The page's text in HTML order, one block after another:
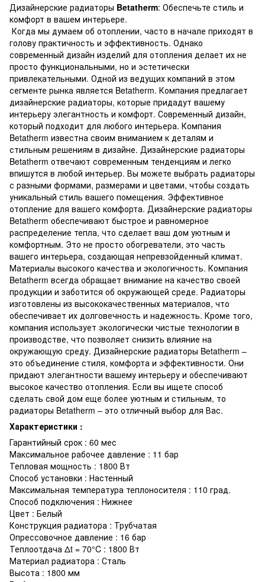
Дизайнерские радиаторы Betatherm: Обеспечьте стиль и
комфорт в вашем интерьере.
Когда мы думаем об отоплении, часто в начале приходят в
голову практичность и эффективность. Однако
современный дизайн изделий для отопления делает их не
просто функциональными, но и эстетически
привлекательными. Одной из ведущих компаний в этом
сегменте рынка является Betatherm. Компания предлагает
дизайнерские радиаторы, которые придадут вашему
интерьеру элегантность и комфорт. Современный дизайн,
который подходит для любого интерьера. Компания
Betatherm известна своим вниманием к деталям и
стильным решениям в дизайне. Дизайнерские радиаторы
Betatherm отвечают современным тенденциям и легко
впишутся в любой интерьер. Вы можете выбрать радиаторы
с разными формами, размерами и цветами, чтобы создать
уникальный стиль вашего помещения. Эффективное
отопление для вашего комфорта. Дизайнерские радиаторы
Betatherm обеспечивают быстрое и равномерное
распределение тепла, что сделает ваш дом уютным и
комфортным. Это не просто обогреватели, это часть
вашего интерьера, создающая непревзойденный климат.
Материалы высокого качества и экологичность. Компания
Betatherm всегда обращает внимание на качество своей
продукции и заботится об окружающей среде. Радиаторы
изготовлены из высококачественных материалов, что
обеспечивает их долговечность и надежность. Кроме того,
компания использует экологически чистые технологии в
производстве, что позволяет снизить влияние на
окружающую среду. Дизайнерские радиаторы Betatherm –
это объединение стиля, комфорта и эффективности. Они
придают элегантности вашему интерьеру и обеспечивают
высокое качество отопления. Если вы ищете способ
сделать свой дом еще более уютным и стильным, то
радиаторы Betatherm – это отличный выбор для Вас.
Характеристики :
Гарантийный срок : 60 мес
Максимальное рабочее давление : 11 бар
Тепловая мощность : 1800 Вт
Способ установки : Настенный
Максимальная температура теплоносителя : 110 град.
Способ подключения : Нижнее
Цвет : Белый
Конструкция радиатора : Трубчатая
Опрессовочное давление : 16 бар
Теплоотдача Δt = 70°C : 1800 Вт
Материал радиатора : Сталь
Высота : 1800 мм